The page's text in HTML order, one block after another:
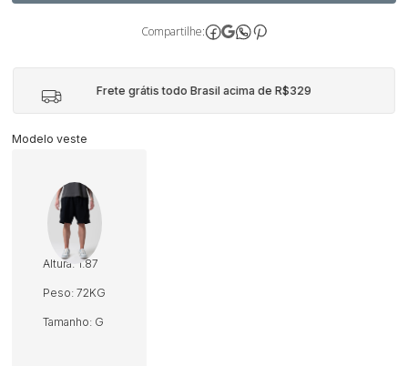
Compartilhe:
Frete grátis todo Brasil acima de R$329
Modelo veste
Altura: 1.87
Peso: 72KG
Tamanho: G